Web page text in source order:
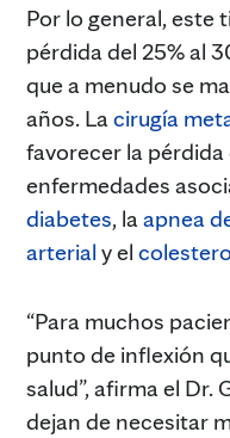
Por lo general, este
pérdida del 25% al
que a menudo se
años. Lacirugía
favorecer la
enfermedades
diabetes, laapnea
arterial y el
“Para muchos
punto de inflexión
salud”, afirma el Dr.
dejan de necesitar